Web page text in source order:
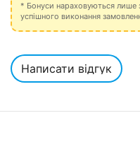
* Бонуси нараховуються лише
успішного виконання
Написати відгук